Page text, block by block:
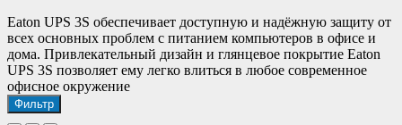
Eaton UPS 3S обеспечивает доступную и надёжную защиту от
всех основных проблем с питанием компьютеров в офисе и
дома. Привлекательный дизайн и глянцевое покрытие Eaton
UPS 3S позволяет ему легко влиться в любое современное
офисное окружение
Фильтр